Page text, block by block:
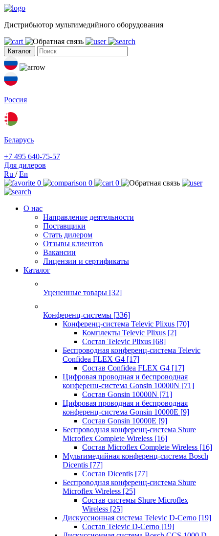
Дистрибьютор мультимедийного оборудования
Каталог
Россия
Беларусь
+7 495 640-75-57
Для дилеров
Ru /En
0
0 0
О нас
Направление деятельности
Поставщики
Стать дилером
Отзывы клиентов
Вакансии
Лицензии и сертификаты
Каталог
Уцененные товары [32]
Конференц-системы [336]
Конференц-система Televic Plixus [70]
Комплекты Televic Plixus [2]
Состав Televic Plixus [68]
Беспроводная конференц-система Televic
Confidea FLEX G4 [17]
Состав Confidea FLEX G4 [17]
Цифровая проводная и беспроводная
конференц-система Gonsin 10000N [71]
Состав Gonsin 10000N [71]
Цифровая проводная и беспроводная
конференц-система Gonsin 10000E [9]
Состав Gonsin 10000E [9]
Беспроводная конференц-система Shure
Microflex Complete Wireless [16]
Состав Microflex Complete Wireless [16]
Мультимедийная конференц-система Bosch
Dicentis [77]
Состав Dicentis [77]
Беспроводная конференц-система Shure
Microflex Wireless [25]
Состав системы Shure Microflex
Wireless [25]
Дискуссионная система Televic D-Cerno [19]
Состав Televic D-Cerno [19]